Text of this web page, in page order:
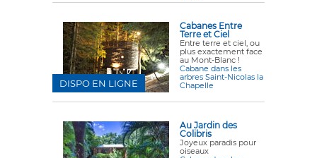
Cabanes Entre
Terre et Ciel
Entre terre et ciel, ou
plus exactement face
au Mont-Blanc !
Cabane dans les
arbres Saint-Nicolas la
Chapelle
DISPO EN LIGNE
Au Jardin des
Colibris
Joyeux paradis pour
oiseaux